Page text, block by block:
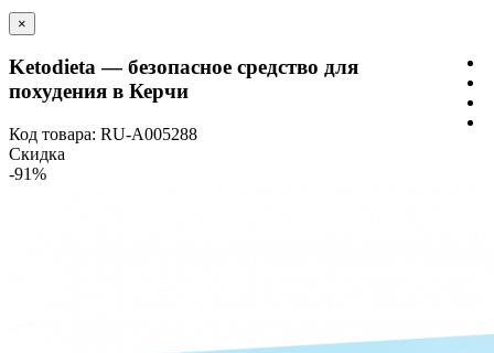
×
Ketodieta — безопасное средство для
похудения в Керчи
Код товара: RU-A005288
Скидка
-91%